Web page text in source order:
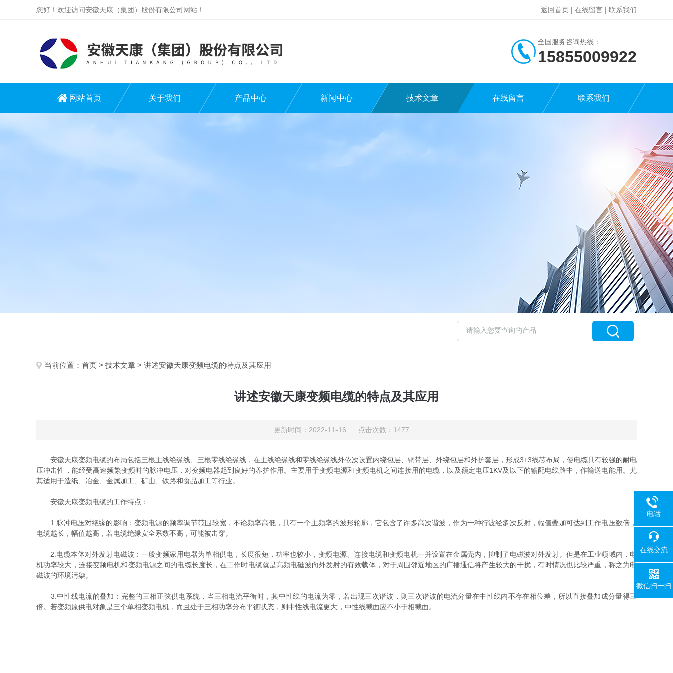
您好！欢迎访问安徽天康（集团）股份有限公司网站！ 返回首页 | 在线留言 | 联系我们
全国服务咨询热线：
15855009922
网站首页 关于我们 产品中心 新闻中心 技术文章 在线留言 联系我们
当前位置： 首页 > 技术文章 > 讲述安徽天康变频电缆的特点及其应用
讲述安徽天康变频电缆的特点及其应用
更新时间：2022-11-16 点击次数：1477
安徽天康变频电缆的布局包括三根主线绝缘线、三根零线绝缘线，在主线绝缘线和零线绝缘线外依次设置内绕包层、铜带层、外绕包层和外护套层，形成3+3线芯布局，使电缆具有较强的耐电
压冲击性，能经受高速频繁变频时的脉冲电压，对变频电器起到良好的养护作用。主要用于变频电源和变频电机之间连接用的电缆，以及额定电压1KV及以下的输配电线路中，作输送电能用。尤
其适用于造纸、冶金、金属加工、矿山、铁路和食品加工等行业。
安徽天康变频电缆的工作特点：
1.脉冲电压对绝缘的影响：变频电源的频率调节范围较宽，不论频率高低，具有一个主频率的波形轮廓，它包含了许多高次谐波，作为一种行波经多次反射，幅值叠加可达到工作电压数倍，
电缆越长，幅值越高，若电缆绝缘安全系数不高，可能被击穿。
2.电缆本体对外发射电磁波：一般变频家用电器为单相供电，长度很短，功率也较小，变频电源、连接电缆和变频电机一并设置在金属壳内，抑制了电磁波对外发射。但是在工业领域内，电
机功率较大，连接变频电机和变频电源之间的电缆长度长，在工作时电缆就是高频电磁波向外发射的有效载体，对于周围邻近地区的广播通信将产生较大的干扰，有时情况也比较严重，称之为电
磁波的环境污染。
3.中性线电流的叠加：完整的三相正弦供电系统，当三相电流平衡时，其中性线的电流为零，若出现三次谐波，则三次谐波的电流分量在中性线内不存在相位差，所以直接叠加成分量得三
倍。若变频原供电对象是三个单相变频电机，而且处于三相功率分布平衡状态，则中性线电流更大，中性线截面应不小于相截面。
电话
在线交流
微信扫一扫